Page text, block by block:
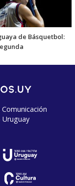
de Básquetbol:
Uruguay